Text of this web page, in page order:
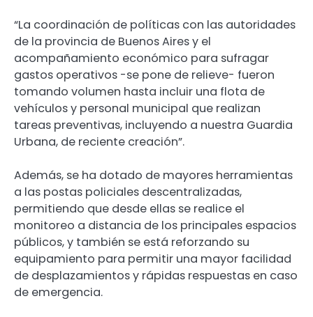
“La coordinación de políticas con las autoridades
de la provincia de Buenos Aires y el
acompañamiento económico para sufragar
gastos operativos -se pone de relieve- fueron
tomando volumen hasta incluir una flota de
vehículos y personal municipal que realizan
tareas preventivas, incluyendo a nuestra Guardia
Urbana, de reciente creación”.
Además, se ha dotado de mayores herramientas
a las postas policiales descentralizadas,
permitiendo que desde ellas se realice el
monitoreo a distancia de los principales espacios
públicos, y también se está reforzando su
equipamiento para permitir una mayor facilidad
de desplazamientos y rápidas respuestas en caso
de emergencia.